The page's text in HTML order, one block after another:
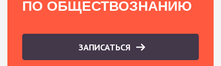
ПО ОБЩЕСТВОЗНАНИЮ
ЗАПИСАТЬСЯ